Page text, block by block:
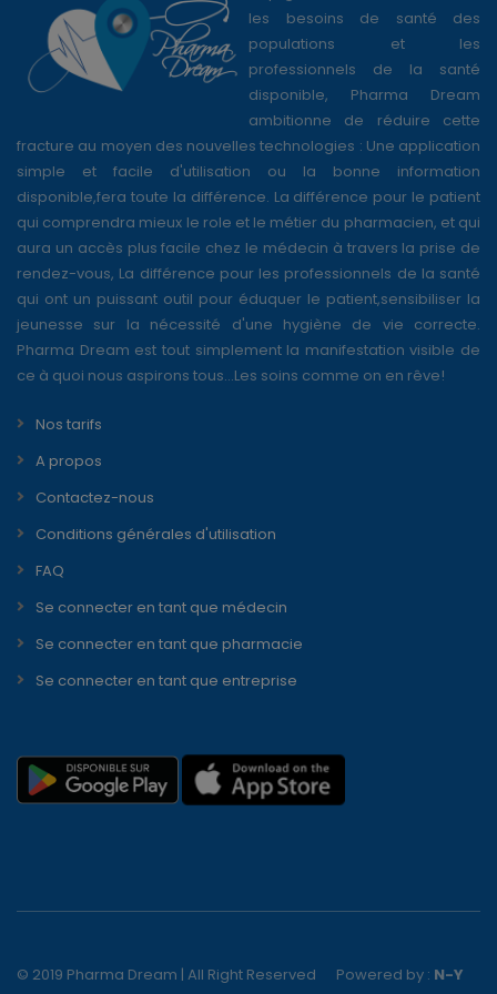
les besoins de santé des
populations et les
professionnels de la santé
disponible, Pharma Dream
ambitionne de réduire cette
fracture au moyen des nouvelles technologies : Une application
simple et facile d'utilisation ou la bonne information
disponible,fera toute la différence. La différence pour le patient
qui comprendra mieux le role et le métier du pharmacien, et qui
aura un accès plus facile chez le médecin à travers la prise de
rendez-vous, La différence pour les professionnels de la santé
qui ont un puissant outil pour éduquer le patient,sensibiliser la
jeunesse sur la nécessité d'une hygiène de vie correcte.
Pharma Dream est tout simplement la manifestation visible de
ce à quoi nous aspirons tous...Les soins comme on en rêve!
Nos tarifs
A propos
Contactez-nous
Conditions générales d'utilisation
FAQ
Se connecter en tant que médecin
Se connecter en tant que pharmacie
Se connecter en tant que entreprise
© 2019 Pharma Dream | All Right Reserved Powered by : N-Y